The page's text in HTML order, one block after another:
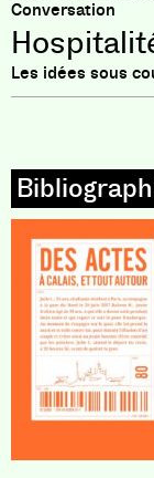
Conversation
Les idées sous